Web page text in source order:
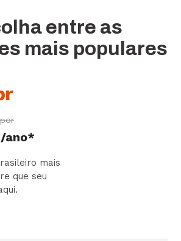
entre as
mais populares
ano*
mais
que seu